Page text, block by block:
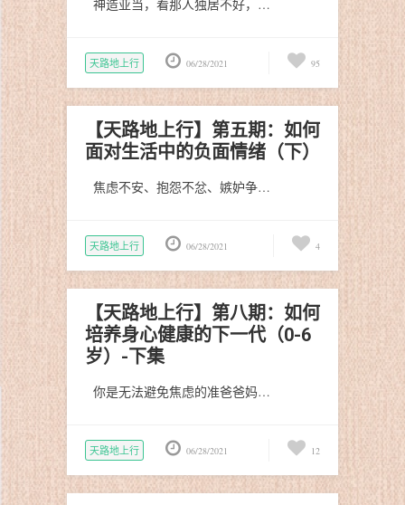
神造亚当，看那人独居不好，…
天路地上行 06/28/2021 95
【天路地上行】第五期：如何
面对生活中的负面情绪（下）
焦虑不安、抱怨不忿、嫉妒争…
天路地上行 06/28/2021 4
【天路地上行】第八期：如何
培养身心健康的下一代（0-6
岁）-下集
你是无法避免焦虑的准爸爸妈…
天路地上行 06/28/2021 12